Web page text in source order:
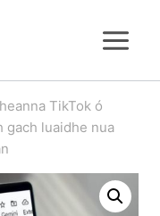
TikTok ó
gach luaidhe nua